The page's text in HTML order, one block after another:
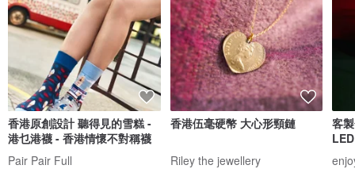
香港原創設計 聽得見的雪糕 -
港乜港襪 - 香港情懷不對稱襪
Pair Pair Full
香港伍毫硬幣 大心形頸鏈
Riley the jewellery
客